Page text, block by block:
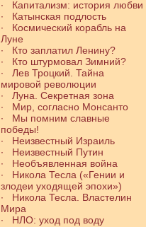
∙ Капитализм: история любви
∙ Катынская подлость
∙ Космический корабль на
Луне
∙ Кто заплатил Ленину?
∙ Кто штурмовал Зимний?
∙ Лев Троцкий. Тайна
мировой революции
∙ Луна. Секретная зона
∙ Мир, согласно Монсанто
∙ Мы помним славные
победы!
∙ Неизвестный Израиль
∙ Неизвестный Путин
∙ Необъявленная война
∙ Никола Тесла («Гении и
злодеи уходящей эпохи»)
∙ Никола Тесла. Властелин
Мира
∙ НЛО: уход под воду